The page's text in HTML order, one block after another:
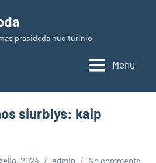
prasideda nuo turinio
Menu
siurblys: kaip
2024 admin No comments